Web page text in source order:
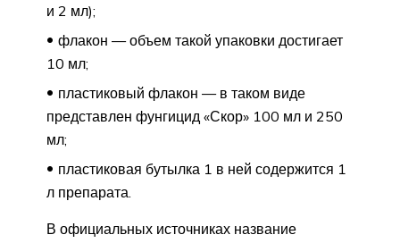
и 2 мл);
флакон — объем такой упаковки достигает
10 мл;
пластиковый флакон — в таком виде
представлен фунгицид «Скор» 100 мл и 250
мл;
пластиковая бутылка 1 в ней содержится 1
л препарата.
В официальных источниках название